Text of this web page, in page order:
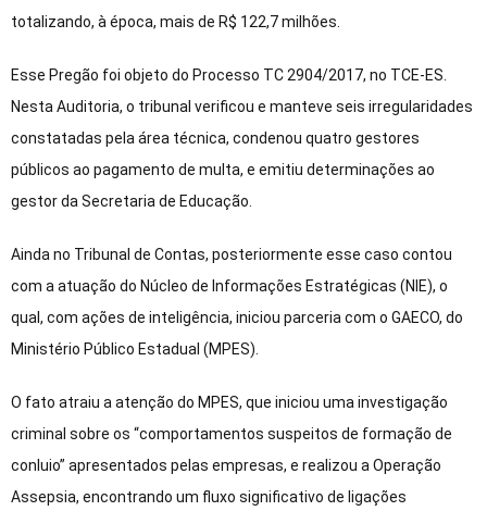
totalizando, à época, mais de R$ 122,7 milhões.
Esse Pregão foi objeto do Processo TC 2904/2017, no TCE-ES.
Nesta Auditoria, o tribunal verificou e manteve seis irregularidades
constatadas pela área técnica, condenou quatro gestores
públicos ao pagamento de multa, e emitiu determinações ao
gestor da Secretaria de Educação.
Ainda no Tribunal de Contas, posteriormente esse caso contou
com a atuação do Núcleo de Informações Estratégicas (NIE), o
qual, com ações de inteligência, iniciou parceria com o GAECO, do
Ministério Público Estadual (MPES).
O fato atraiu a atenção do MPES, que iniciou uma investigação
criminal sobre os “comportamentos suspeitos de formação de
conluio” apresentados pelas empresas, e realizou a Operação
Assepsia, encontrando um fluxo significativo de ligações